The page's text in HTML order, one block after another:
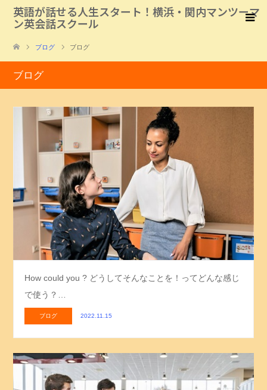
英語が話せる人生スタート！横浜・関内マンツーマ
ン英会話スクール
ブログ ブログ
ブログ
How could you ? どうしてそんなことを！ってどんな感じ
で使う？…
ブログ 2022.11.15